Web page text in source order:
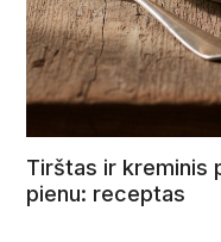
Tirštas ir kreminis
pienu: receptas